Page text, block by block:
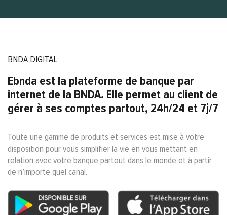
BNDA DIGITAL
Ebnda est la plateforme de banque par
internet de la BNDA. Elle permet au client de
gérer à ses comptes partout, 24h/24 et 7j/7
Toute une gamme de produits et services est mise à votre
disposition pour vous simplifier la vie en vous mettant en
relation avec votre banque partout dans le monde et à partir
de n’importe quel canal.